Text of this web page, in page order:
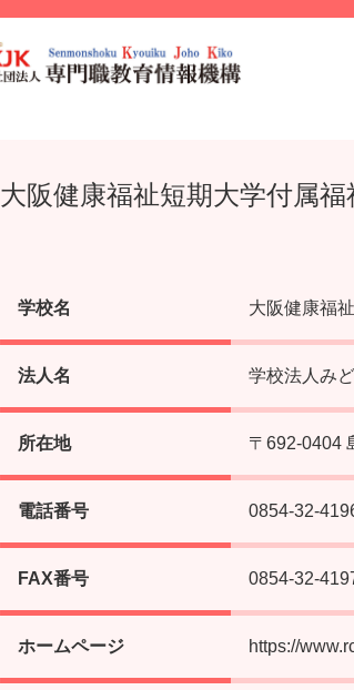
大阪健康福祉短期大学付属
学校名 大阪健康福
法人名 学校法人み
所在地 〒692-0404
電話番号 0854-32-
FAX番号 0854-32-
ホームページ https://